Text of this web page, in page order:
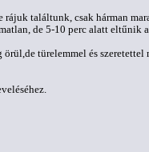
találtunk, csak hárman
de 5-10 perc alatt eltűnik
türelemmel és szeretettel